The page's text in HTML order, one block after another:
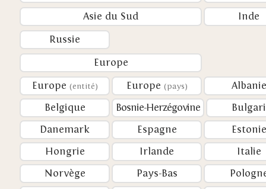
Asie du Sud
Inde
Russie
Europe
Europe (entité) Europe (pays)
Albanie
Belgique
Bosnie-Herzégovine
Danemark
Espagne
Estonie
Hongrie
Irlande
Italie
Norvège
Pays-Bas